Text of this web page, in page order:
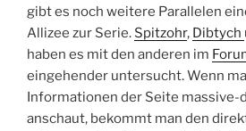
gibt es noch weitere Parallelen
Allizee zur Serie. Spitzohr, Dibtych
haben es mit den anderen im
eingehender untersucht. Wenn
Informationen der Seite massive-
anschaut, bekommt man den